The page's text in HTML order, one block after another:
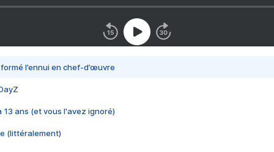
l’ennui en chef-d’œuvre
13 ans (et vous l'avez ignoré)
(littéralement)